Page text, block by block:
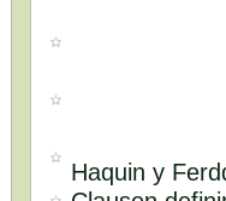
Haquin y